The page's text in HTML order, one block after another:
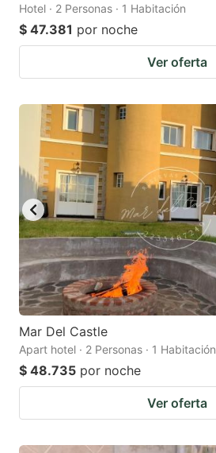
Hotel · 2 Personas · 1 Habitación
$ 47.381 por noche
Ver oferta
Mar Del Castle
Apart hotel · 2 Personas · 1 Habitación
$ 48.735 por noche
Ver oferta